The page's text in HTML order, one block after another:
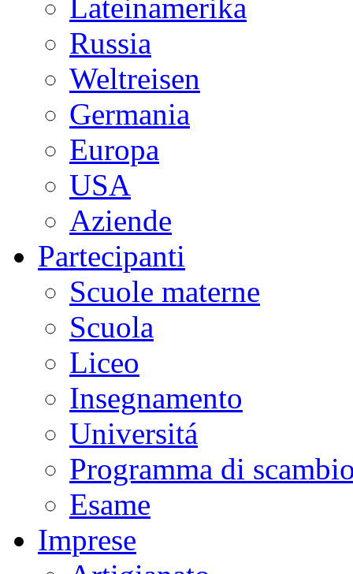
Lateinamerika
Russia
Weltreisen
Germania
Europa
USA
Aziende
Partecipanti
Scuole materne
Scuola
Liceo
Insegnamento
Universitá
Programma di
Esame
Imprese